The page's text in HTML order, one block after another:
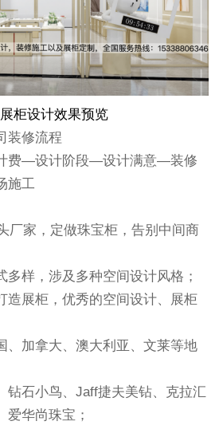
柜设计效果预览
装修流程
费—设计阶段—设计满意—装修
施工
厂家，定做珠宝柜，告别中间商
多样，涉及多种空间设计风格；
造展柜，优秀的空间设计、展柜
、加拿大、澳大利亚、文莱等地
钻石小鸟、Jaff捷夫美钻、克拉汇
爱华尚珠宝；